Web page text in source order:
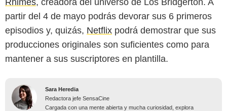
partir del 4 de mayo podrás devorar sus 6 primeros
episodios y, quizás, Netflix podrá demostrar que sus
producciones originales son suficientes como para
mantener a sus suscriptores en plantilla.
Sara Heredia
Redactora jefe SensaCine
Cargada con una mente abierta y mucha curiosidad, explora